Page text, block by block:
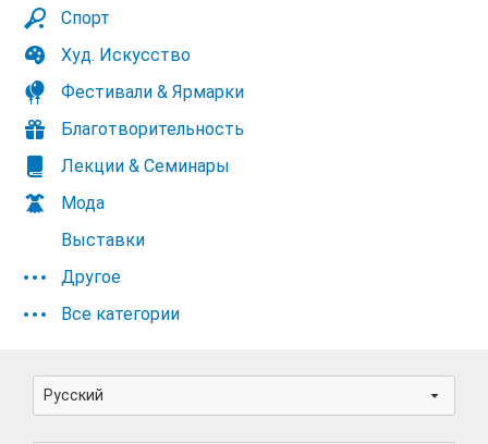
Спорт
Худ. Искусство
Фестивали & Ярмарки
Благотворительность
Лекции & Семинары
Мода
Выставки
Другое
Все категории
Русский